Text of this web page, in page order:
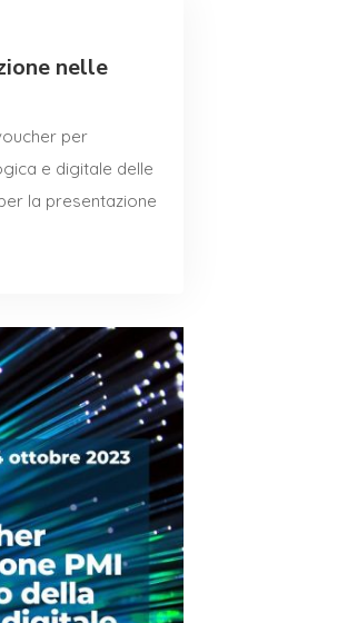
nelle
per
e digitale delle
la presentazione